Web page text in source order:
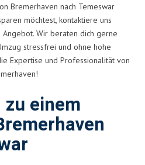
Bremerhaven nach Temeswar
möchtest, kontaktiere uns
Wir beraten dich gerne
stressfrei und ohne hohe
Expertise und Professionalität von
einem